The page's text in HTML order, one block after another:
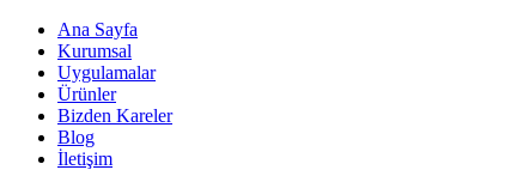
Ana Sayfa
Kurumsal
Uygulamalar
Ürünler
Bizden Kareler
Blog
İletişim